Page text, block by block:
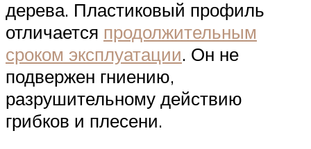
дерева. Пластиковый профиль
отличается продолжительным
сроком эксплуатации. Он не
подвержен гниению,
разрушительному действию
грибков и плесени.